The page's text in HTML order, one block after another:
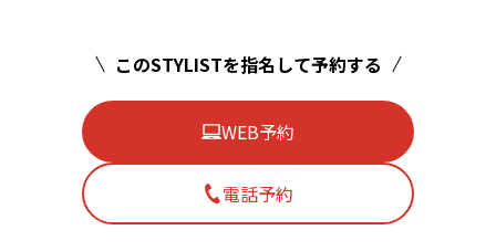
このSTYLISTを指名して予約する
WEB予約
電話予約